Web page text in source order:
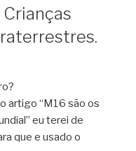
artigo “M16 são os
eu terei de
que e usado o